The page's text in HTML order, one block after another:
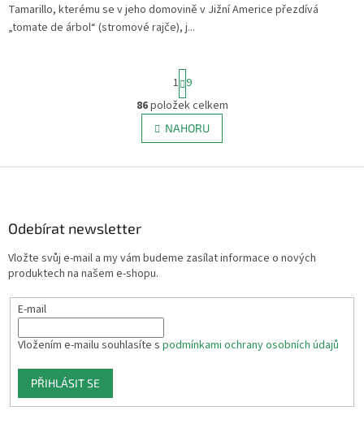
Tamarillo, kterému se v jeho domovině v Jižní Americe přezdívá
„tomate de árbol“ (stromové rajče), j...
O
v
l
v
y
p
S
t
r
á
n
k
v
1 9
86položek celkem
NAHORU
Odebírat newsletter
Vložte svůj e-mail a my vám budeme zasílat informace o nových
produktech na našem e-shopu.
E-mail
Vložením e-mailu souhlasíte s podmínkami ochrany osobních údajů
PŘIHLÁSIT SE